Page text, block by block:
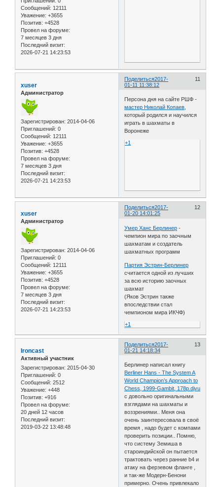
Сообщений: 12111
Уважение: +3655
Позитив: +4528
Провел на форуме:
7 месяцев 3 дня
Последний визит:
2026-07-21 14:23:53
Поделиться 11
2017-
01-11 11:38:12
xuser
Администратор
Зарегистрирован: 2014-04-06
Приглашений: 0
Сообщений: 12111
Уважение: +3655
Позитив: +4528
Провел на форуме:
7 месяцев 3 дня
Последний визит:
2026-07-21 14:23:53
Персона дня на сайте РШФ -
мастер Николай Копаев,
который родился и научился
играть в шахматы в
Воронеже
+1
Поделиться 12
2017-
01-20 14:01:25
xuser
Администратор
Зарегистрирован: 2014-04-06
Приглашений: 0
Сообщений: 12111
Уважение: +3655
Позитив: +4528
Провел на форуме:
7 месяцев 3 дня
Последний визит:
2026-07-21 14:23:53
Умер Ханс Берлинер -
чемпион мира по заочным
шахматам и создатель
шахматных программ
Партия Эстрин-Берлинер
считается одной из лучших
за всю историю заочных
шахмат
(Яков Эстрин также
впоследствии стал
чемпионом мира ИКЧФ)
+1
Поделиться 13
2017-
01-21 14:18:34
Ironcast
Активный участник
Зарегистрирован: 2015-04-30
Приглашений: 0
Сообщений: 2512
Уважение: +448
Позитив: +916
Провел на форуме:
20 дней 12 часов
Последний визит:
2019-03-22 13:48:48
Берлинер написал книгу
Berliner Hans - The System A
World Champion’s Approach to
Chess, 1999-Gambit, 178p.djvu
с довольно оригинальными
взглядами на шахматы и
воззрениями.. Меня она
очень заинтересовала в своё
время , надо будет с компами
проверить позиции.. Помню,
что систему Земиша в
староиндийской он пытается
трактовать через ранние b4 и
атаку на ферзевом фланге ,
и так-же Модерн-Бенони
примерно. Очень привлекало